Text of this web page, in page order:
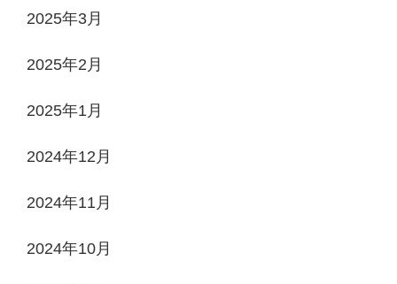
2025年3月
2025年2月
2025年1月
2024年12月
2024年11月
2024年10月